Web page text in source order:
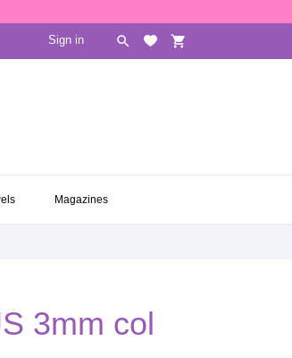
Sign in  shopping_cart
Magazines
3mm col